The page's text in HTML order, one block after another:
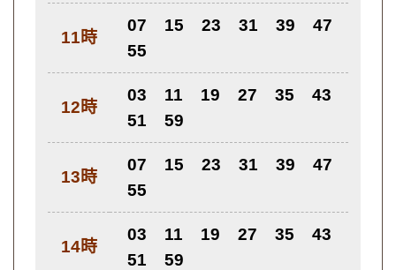
11時
07 15 23 31 39
47
55
12時
03 11 19 27 35
43
51
59
13時
07 15 23 31 39
47
55
14時
03 11 19 27 35
43
51
59